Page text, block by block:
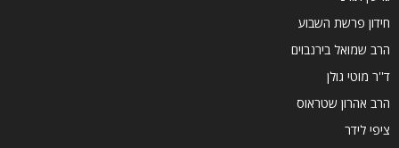
חידון פרשת השבוע
הרב שמואל בירנבוים
ד''ר מוטי גולן
הרב אהרון שטראוס
ציפי לידר